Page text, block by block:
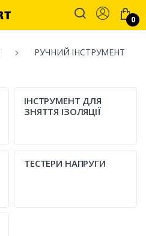
Account
0
РУЧНИЙ ІНСТРУМЕНТ
ІНСТРУМЕНТ ДЛЯ
ЗНЯТТЯ ІЗОЛЯЦІЇ
ТЕСТЕРИ НАПРУГИ